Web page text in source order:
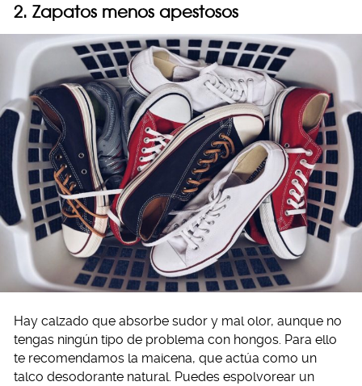
2. Zapatos menos apestosos
Hay calzado que absorbe sudor y mal olor, aunque no
tengas ningún tipo de problema con hongos. Para ello
te recomendamos la maicena, que actúa como un
talco desodorante natural. Puedes espolvorear un